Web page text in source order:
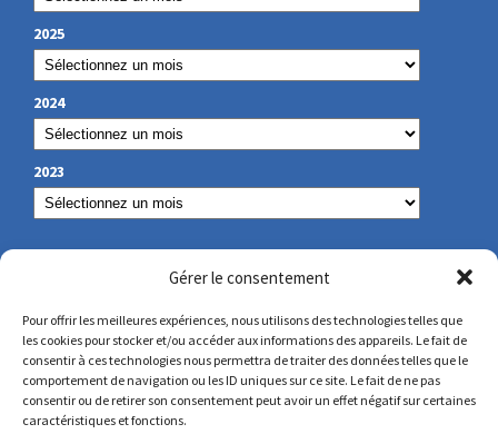
Gérer le consentement
Pour offrir les meilleures expériences, nous utilisons des technologies telles que
les cookies pour stocker et/ou accéder aux informations des appareils. Le fait de
consentir à ces technologies nous permettra de traiter des données telles que le
comportement de navigation ou les ID uniques sur ce site. Le fait de ne pas
consentir ou de retirer son consentement peut avoir un effet négatif sur certaines
caractéristiques et fonctions.
2025
2024
2023
NOS COORDONNÉES
secretariat@lamennais.org
protectionenfance@lamennais.org